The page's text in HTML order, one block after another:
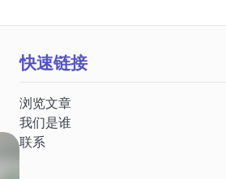
快速链接
浏览文章
我们是谁
联系